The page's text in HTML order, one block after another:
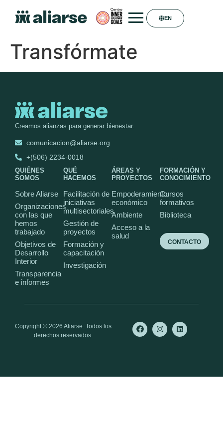
EN
Transfórmate
Creamos alianzas para generar bienestar.
comunicacion@aliarse.org
+(506) 2234-0018
QUIÉNES
SOMOS
Sobre Aliarse
Organizaciones
con las que
hemos
trabajado
Objetivos de
Desarrollo
Interior
Transparencia
e informes
QUÉ
HACEMOS
Facilitación de
iniciativas
multisectoriales
Gestión de
proyectos
Formación y
capacitación
Investigación
ÁREAS Y
PROYECTOS
Empoderamiento
económico
Ambiente
Acceso a la
salud
FORMACIÓN Y
CONOCIMIENTO
Cursos
formativos
Biblioteca
CONTACTO
Copyright © 2026 Aliarse. Todos los
derechos reservados.